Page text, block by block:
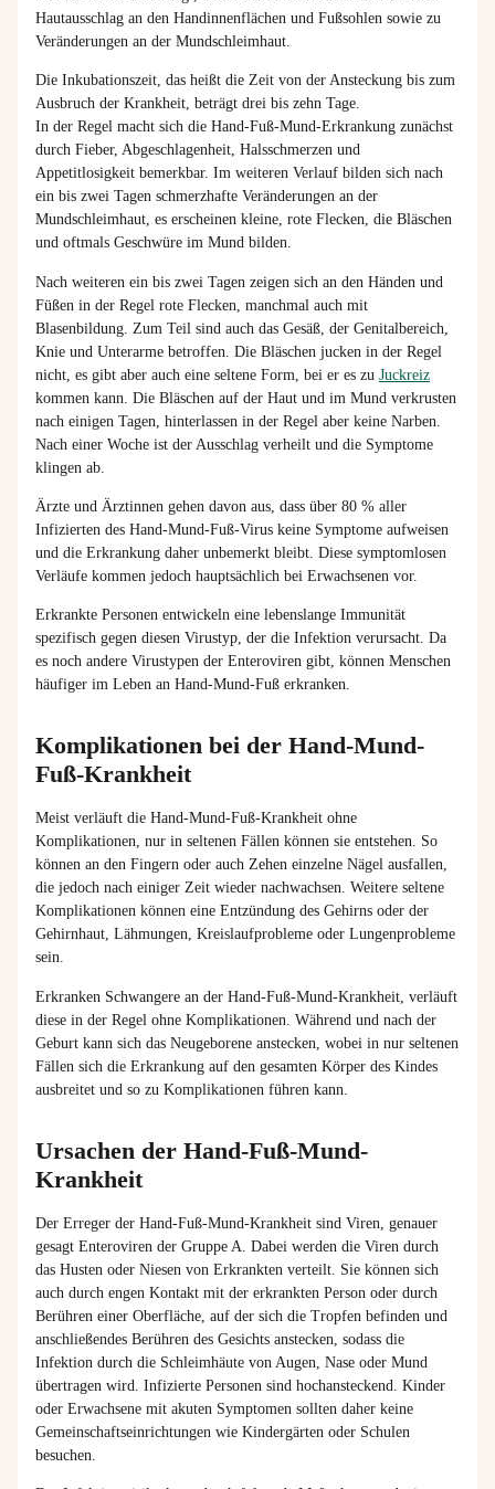
Hautausschlag an den Handinnenflächen und Fußsohlen sowie zu
Veränderungen an der Mundschleimhaut.
Die Inkubationszeit, das heißt die Zeit von der Ansteckung bis zum
Ausbruch der Krankheit, beträgt drei bis zehn Tage.
In der Regel macht sich die Hand-Fuß-Mund-Erkrankung zunächst
durch Fieber, Abgeschlagenheit, Halsschmerzen und
Appetitlosigkeit bemerkbar. Im weiteren Verlauf bilden sich nach
ein bis zwei Tagen schmerzhafte Veränderungen an der
Mundschleimhaut, es erscheinen kleine, rote Flecken, die Bläschen
und oftmals Geschwüre im Mund bilden.
Nach weiteren ein bis zwei Tagen zeigen sich an den Händen und
Füßen in der Regel rote Flecken, manchmal auch mit
Blasenbildung. Zum Teil sind auch das Gesäß, der Genitalbereich,
Knie und Unterarme betroffen. Die Bläschen jucken in der Regel
nicht, es gibt aber auch eine seltene Form, bei er es zu Juckreiz
kommen kann. Die Bläschen auf der Haut und im Mund verkrusten
nach einigen Tagen, hinterlassen in der Regel aber keine Narben.
Nach einer Woche ist der Ausschlag verheilt und die Symptome
klingen ab.
Ärzte und Ärztinnen gehen davon aus, dass über 80 % aller
Infizierten des Hand-Mund-Fuß-Virus keine Symptome aufweisen
und die Erkrankung daher unbemerkt bleibt. Diese symptomlosen
Verläufe kommen jedoch hauptsächlich bei Erwachsenen vor.
Erkrankte Personen entwickeln eine lebenslange Immunität
spezifisch gegen diesen Virustyp, der die Infektion verursacht. Da
es noch andere Virustypen der Enteroviren gibt, können Menschen
häufiger im Leben an Hand-Mund-Fuß erkranken.
Komplikationen bei der Hand-Mund-
Fuß-Krankheit
Meist verläuft die Hand-Mund-Fuß-Krankheit ohne
Komplikationen, nur in seltenen Fällen können sie entstehen. So
können an den Fingern oder auch Zehen einzelne Nägel ausfallen,
die jedoch nach einiger Zeit wieder nachwachsen. Weitere seltene
Komplikationen können eine Entzündung des Gehirns oder der
Gehirnhaut, Lähmungen, Kreislaufprobleme oder Lungenprobleme
sein.
Erkranken Schwangere an der Hand-Fuß-Mund-Krankheit, verläuft
diese in der Regel ohne Komplikationen. Während und nach der
Geburt kann sich das Neugeborene anstecken, wobei in nur seltenen
Fällen sich die Erkrankung auf den gesamten Körper des Kindes
ausbreitet und so zu Komplikationen führen kann.
Ursachen der Hand-Fuß-Mund-
Krankheit
Der Erreger der Hand-Fuß-Mund-Krankheit sind Viren, genauer
gesagt Enteroviren der Gruppe A. Dabei werden die Viren durch
das Husten oder Niesen von Erkrankten verteilt. Sie können sich
auch durch engen Kontakt mit der erkrankten Person oder durch
Berühren einer Oberfläche, auf der sich die Tropfen befinden und
anschließendes Berühren des Gesichts anstecken, sodass die
Infektion durch die Schleimhäute von Augen, Nase oder Mund
übertragen wird. Infizierte Personen sind hochansteckend. Kinder
oder Erwachsene mit akuten Symptomen sollten daher keine
Gemeinschaftseinrichtungen wie Kindergärten oder Schulen
besuchen.